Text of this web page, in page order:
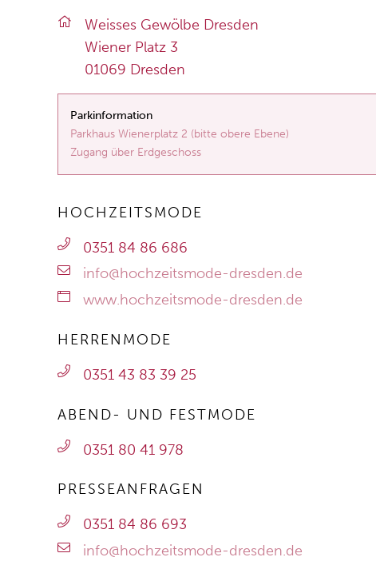
Weis­ses Ge­wöl­be Dres­den
Wie­ner Platz 3
01069 Dres­den
Parkinformation
Parkhaus Wienerplatz 2 (bitte obere Ebene)
Zugang über Erdgeschoss
HOCHZEITSMODE
0351 84 86 686
info@hochzeitsmode-dresden.de
www.hochzeitsmode-dresden.de
HERRENMODE
0351 43 83 39 25
ABEND- UND FESTMODE
0351 80 41 978
PRESSEANFRAGEN
0351 84 86 693
info@hochzeitsmode-dresden.de